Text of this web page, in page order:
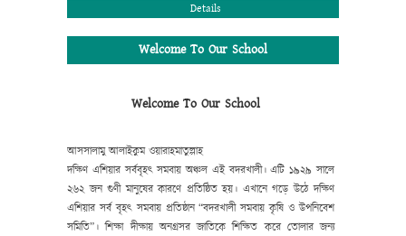
now see it wherever designers, content designers, art
are at work. They use it daily when using programs
such as Adobe Photoshop, Paint Shop Pro, Dreamweaver,
the printing and design industry. It is intended to show
how the type will look before the end product is
available. Lorem Ipsum has been the industry's standard
dummy text ever since the 1500:s, when an unknown
printer took a galley of type and scrambled it to make a
Details
Welcome To Our School
Welcome To Our School
আসসালামু আলাইকুম ওয়ারাহমাতুল্লাহ
দক্ষিণ এশিয়ার সর্ববৃহৎ সমবায় অঞ্চল এই বদরখালী। এটি ১৯২৯ সালে
২৬২ জন গুণী মানুষের কারণে প্রতিষ্ঠিত হয়। এখানে গড়ে উঠে দক্ষিণ
এশিয়ার সর্ব বৃহৎ সমবায় প্রতিষ্ঠান “বদরখালী সমবায় কৃষি ও উপনিবেশ
সমিতি”। শিক্ষা দীক্ষায় অনগ্রসর জাতিকে শিক্ষিত করে তোলার জন্য